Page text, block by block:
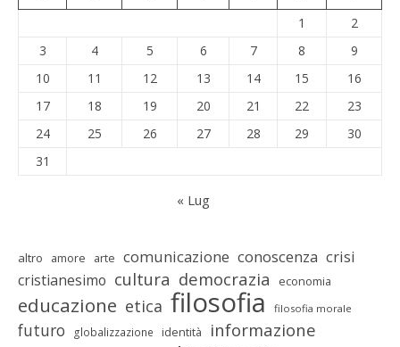
1
2
3
4 5 6 7 8
9
10
11 12 13 14 15
16
17
18 19 20 21 22
23
24
25 26 27 28 29
30
31
« Lug
altro amore arte comunicazione conoscenza crisi
cristianesimo cultura democrazia economia
educazione etica filosofia filosofia morale
futuro globalizzazione identità informazione